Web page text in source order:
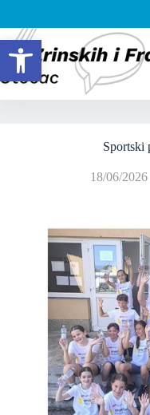
Open toolbar
Sportski
18/06/2026